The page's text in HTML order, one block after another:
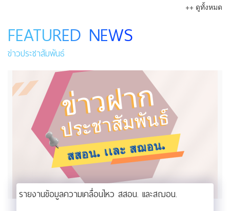
++ ดูทั้งหมด
FEATURED NEWS
ข่าวประชาสัมพันธ์
รายงานข้อมูลความเคลื่อนไหว สสอน. เเละสฌอน.